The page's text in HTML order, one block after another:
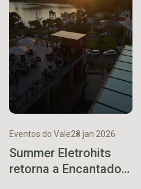
Eventos do Vale23 jan 2026
Summer Eletrohits
retorna a Encantado